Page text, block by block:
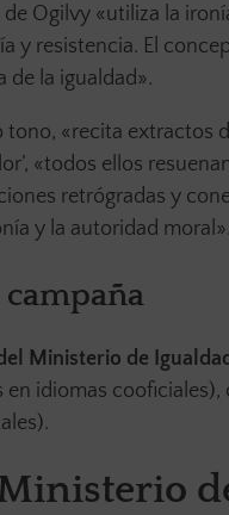
Ogilvy «utiliza la
y resistencia. El
de la igualdad».
«recita extractos
«todos ellos
retrógradas y
y la autoridad moral».
Ministerio de
en idiomas